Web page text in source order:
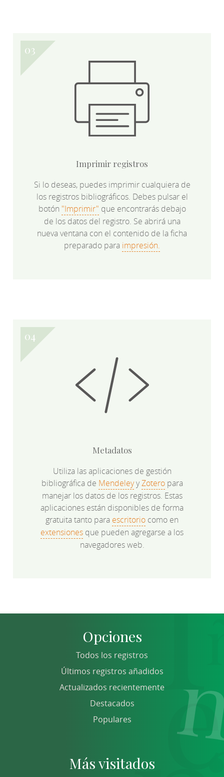
Imprimir registros
Si lo deseas, puedes imprimir cualquiera de
los registros bibliográficos. Debes pulsar el
botón "Imprimir" que encontrarás debajo
de los datos del registro. Se abrirá una
nueva ventana con el contenido de la ficha
preparado para impresión.
Metadatos
Utiliza las aplicaciones de gestión
bibliográfica de MendeleyyZoteropara
manejar los datos de los registros. Estas
aplicaciones están disponibles de forma
gratuita tanto para escritorio como en
extensiones que pueden agregarse a los
navegadores web.
Opciones
Todos los registros
Últimos registros añadidos
Actualizados recientemente
Destacados
Populares
Más visitados